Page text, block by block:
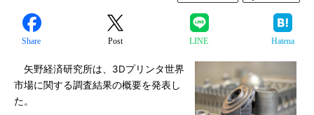
Share Post LINE Hatena
矢野経済研究所は、3Dプリンタ世界
市場に関する調査結果の概要を発表し
た。